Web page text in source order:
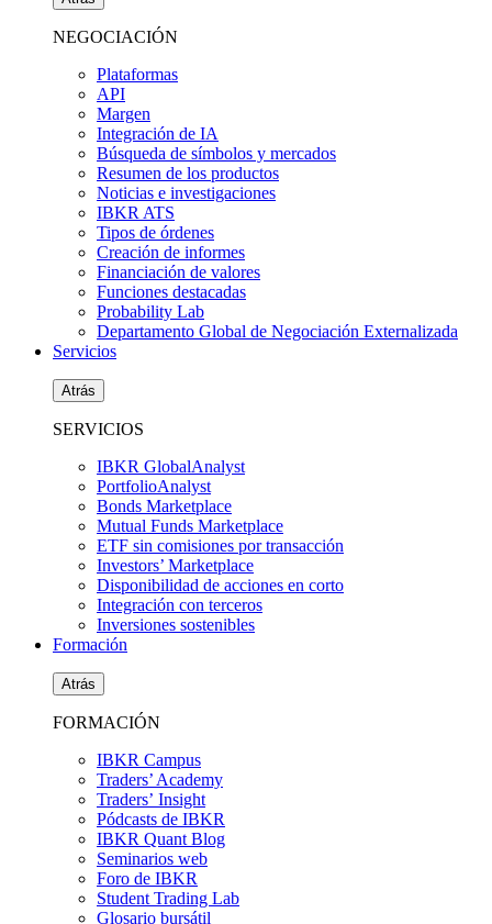
NEGOCIACIÓN
Plataformas
API
Margen
Integración de IA
Búsqueda de símbolos y mercados
Resumen de los productos
Noticias e investigaciones
IBKR ATS
Tipos de órdenes
Creación de informes
Financiación de valores
Funciones destacadas
Probability Lab
Departamento Global de Negociación Externalizada
Servicios
Atrás
SERVICIOS
IBKR GlobalAnalyst
PortfolioAnalyst
Bonds Marketplace
Mutual Funds Marketplace
ETF sin comisiones por transacción
Investors’ Marketplace
Disponibilidad de acciones en corto
Integración con terceros
Inversiones sostenibles
Formación
Atrás
FORMACIÓN
IBKR Campus
Traders’ Academy
Traders’ Insight
Pódcasts de IBKR
IBKR Quant Blog
Seminarios web
Foro de IBKR
Student Trading Lab
Glosario bursátil